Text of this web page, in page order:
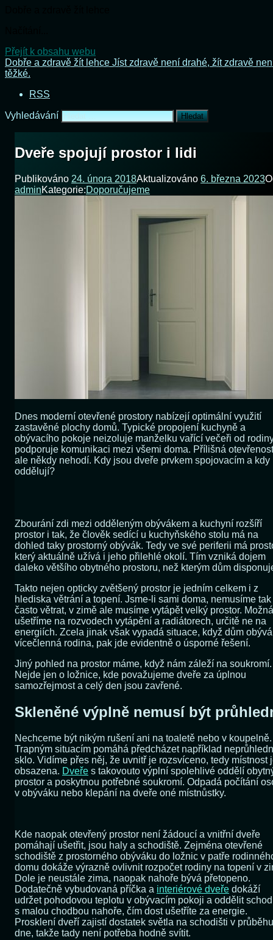
Přejít k obsahu webu
Dobře a zdravě žít lehce Jíst zdravě není drahé, žít zdravě
těžké.
RSS
Vyhledávání
Dveře spojují prostor i lidi
Publikováno 24. února 2018Aktualizováno 6. března 2023
adminKategorie:Doporučujeme
Dnes moderní otevřené prostory nabízejí optimální využití
zastavěné plochy domů. Typické propojení kuchyně a
obývacího pokoje neizoluje manželku vařící večeři od
podporuje komunikaci mezi všemi doma. Přílišná
ale někdy nehodí. Kdy jsou dveře prvkem spojovacím a kdy
oddělují?
Zbourání zdi mezi odděleným obývákem a kuchyní rozšíří
prostor i tak, že člověk sedící u kuchyňského stolu má na
dohled taky prostorný obývák. Tedy ve své periferii má
který aktuálně užívá i jeho přilehlé okolí. Tím vzniká dojem
daleko většího obytného prostoru, než kterým dům
Takto nejen opticky zvětšený prostor je jedním celkem i z
hlediska větrání a topení. Jsme-li sami doma, nemusíme tak
často větrat, v zimě ale musíme vytápět velký prostor. Možná
ušetříme na rozvodech vytápění a radiátorech, určitě ne na
energiích. Zcela jinak však vypadá situace, když dům obývá
vícečlenná rodina, pak jde evidentně o úsporné řešení.
Jiný pohled na prostor máme, když nám záleží na soukromí.
Nejde jen o ložnice, kde považujeme dveře za úplnou
samozřejmost a celý den jsou zavřené.
Skleněné výplně nemusí být
Nechceme být nikým rušení ani na toaletě nebo v koupelně.
Trapným situacím pomáhá předcházet například
sklo. Vidíme přes něj, že uvnitř je rozsvíceno, tedy místnost
obsazena. Dveře s takovouto výplní spolehlivé oddělí
prostor a poskytnou potřebné soukromí. Odpadá počítání
v obýváku nebo klepání na dveře oné místnůstky.
Kde naopak otevřený prostor není žádoucí a vnitřní dveře
pomáhají ušetřit, jsou haly a schodiště. Zejména otevřené
schodiště z prostorného obýváku do ložnic v patře
domu dokáže výrazně ovlivnit rozpočet rodiny na topení v
Dole je neustále zima, naopak nahoře bývá přetopeno.
Dodatečně vybudovaná příčka a interiérové dveře dokáží
udržet pohodovou teplotu v obývacím pokoji a oddělit
s malou chodbou nahoře, čím dost ušetříte za energie.
Prosklení dveří zajistí dostatek světla na schodišti v průběhu
dne, takže tady není potřeba hodně svítit.